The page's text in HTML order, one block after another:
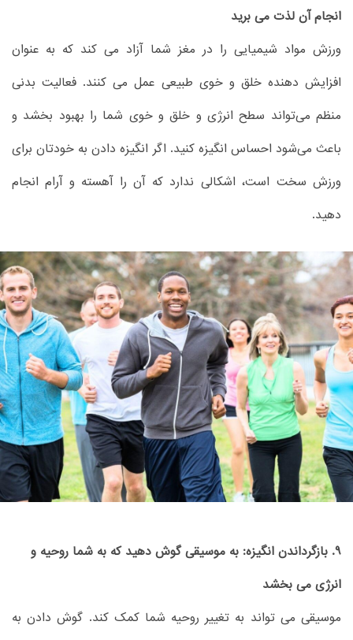
انجام آن لذت می برید
ورزش مواد شیمیایی را در مغز شما آزاد می کند که به عنوان
افزایش دهنده خلق و خوی طبیعی عمل می کنند. فعالیت بدنی
منظم می‌تواند سطح انرژی و خلق و خوی شما را بهبود بخشد و
باعث می‌شود احساس انگیزه کنید. اگر انگیزه دادن به خودتان برای
ورزش سخت است، اشکالی ندارد که آن را آهسته و آرام انجام
دهید.
9. بازگرداندن انگیزه: به موسیقی گوش دهید که به شما روحیه و
انرژی می بخشد
موسیقی می تواند به تغییر روحیه شما کمک کند. گوش دادن به